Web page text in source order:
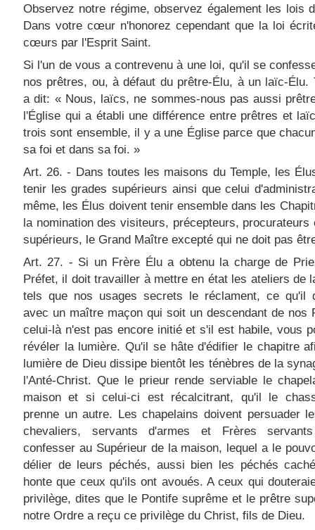
Observez notre régime, observez également les lois
Dans votre cœur n'honorez cependant que la loi
cœurs par l'Esprit Saint.
Si l'un de vous a contrevenu à une loi, qu'il se
nos prêtres, ou, à défaut du prêtre-Élu, à un laïc-Élu.
a dit: « Nous, laïcs, ne sommes-nous pas aussi
l'Église qui a établi une différence entre prêtres et
trois sont ensemble, il y a une Église parce que
sa foi et dans sa foi. »
Art. 26. - Dans toutes les maisons du Temple, les
tenir les grades supérieurs ainsi que celui
même, les Élus doivent tenir ensemble dans les
la nomination des visiteurs, précepteurs, procurateurs
supérieurs, le Grand Maître excepté qui ne doit pas
Art. 27. - Si un Frère Élu a obtenu la charge de
Préfet, il doit travailler à mettre en état les ateliers de
tels que nos usages secrets le réclament, ce qu'il
avec un maître maçon qui soit un descendant de nos
celui-là n'est pas encore initié et s'il est habile, vous
révéler la lumière. Qu'il se hâte d'édifier le chapitre
lumière de Dieu dissipe bientôt les ténèbres de la
l'Anté-Christ. Que le prieur rende serviable le
maison et si celui-ci est récalcitrant, qu'il le
prenne un autre. Les chapelains doivent persuader
chevaliers, servants d'armes et Frères
confesser au Supérieur de la maison, lequel a le
délier de leurs péchés, aussi bien les péchés
honte que ceux qu'ils ont avoués. A ceux qui
privilège, dites que le Pontife suprême et le prêtre
notre Ordre a reçu ce privilège du Christ, fils de Dieu.